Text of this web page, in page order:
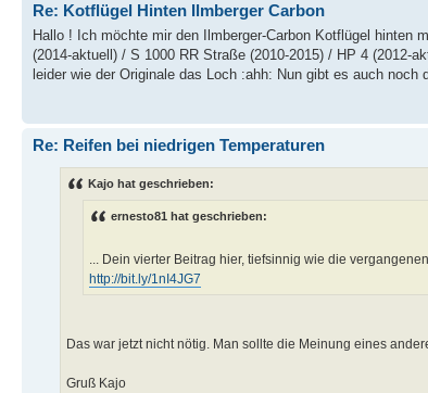
Re: Kotflügel Hinten Ilmberger Carbon
Hallo ! Ich möchte mir den Ilmberger-Carbon Kotflügel hinten
(2014-aktuell) / S 1000 RR Straße (2010-2015) / HP 4 (2012-
leider wie der Originale das Loch :ahh: Nun gibt es auch noch
Re: Reifen bei niedrigen Temperaturen
Kajo hat geschrieben:
ernesto81 hat geschrieben:
... Dein vierter Beitrag hier, tiefsinnig wie die
http://bit.ly/1nI4JG7
Das war jetzt nicht nötig. Man sollte die Meinung eines
Gruß Kajo